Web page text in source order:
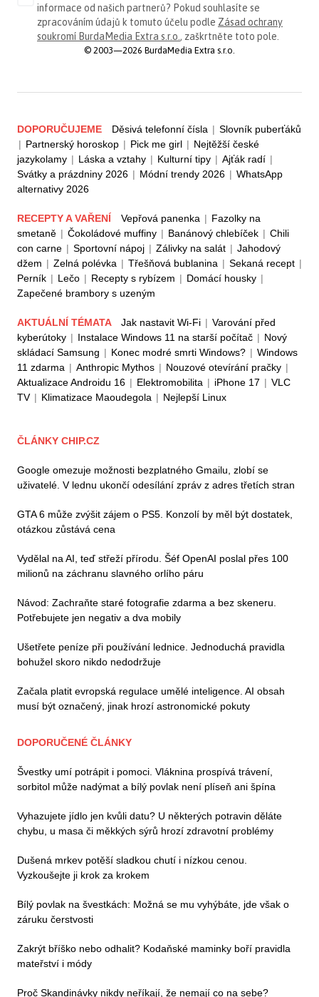
informace od našich partnerů? Pokud souhlasíte se
zpracováním údajů k tomuto účelu podle Zásad ochrany
soukromí BurdaMedia Extra s.r.o. , zaškrtněte toto pole.
© 2003—2026 BurdaMedia Extra s.r.o.
DOPORUČUJEME Děsivá telefonní čísla | Slovník puberťáků
| Partnerský horoskop | Pick me girl | Nejtěžší české
jazykolamy | Láska a vztahy | Kulturní tipy | Ajťák radí |
Svátky a prázdniny 2026 | Módní trendy 2026 | WhatsApp
alternativy 2026
RECEPTY A VAŘENÍ Vepřová panenka | Fazolky na
smetaně | Čokoládové muffiny | Banánový chlebíček | Chili
con carne | Sportovní nápoj | Zálivky na salát | Jahodový
džem | Zelná polévka | Třešňová bublanina | Sekaná recept |
Perník | Lečo | Recepty s rybízem | Domácí housky |
Zapečené brambory s uzeným
AKTUÁLNÍ TÉMATA Jak nastavit Wi-Fi | Varování před
kyberútoky | Instalace Windows 11 na starší počítač | Nový
skládací Samsung | Konec modré smrti Windows? | Windows
11 zdarma | Anthropic Mythos | Nouzové otevírání pračky |
Aktualizace Androidu 16 | Elektromobilita | iPhone 17 | VLC
TV | Klimatizace Maoudegola | Nejlepší Linux
ČLÁNKY CHIP.CZ
Google omezuje možnosti bezplatného Gmailu, zlobí se
uživatelé. V lednu ukončí odesílání zpráv z adres třetích stran
GTA 6 může zvýšit zájem o PS5. Konzolí by měl být dostatek,
otázkou zůstává cena
Vydělal na AI, teď střeží přírodu. Šéf OpenAI poslal přes 100
milionů na záchranu slavného orlího páru
Návod: Zachraňte staré fotografie zdarma a bez skeneru.
Potřebujete jen negativ a dva mobily
Ušetřete peníze při používání lednice. Jednoduchá pravidla
bohužel skoro nikdo nedodržuje
Začala platit evropská regulace umělé inteligence. AI obsah
musí být označený, jinak hrozí astronomické pokuty
DOPORUČENÉ ČLÁNKY
Švestky umí potrápit i pomoci. Vláknina prospívá trávení,
sorbitol může nadýmat a bílý povlak není plíseň ani špína
Vyhazujete jídlo jen kvůli datu? U některých potravin děláte
chybu, u masa či měkkých sýrů hrozí zdravotní problémy
Dušená mrkev potěší sladkou chutí i nízkou cenou.
Vyzkoušejte ji krok za krokem
Bílý povlak na švestkách: Možná se mu vyhýbáte, jde však o
záruku čerstvosti
Zakrýt bříško nebo odhalit? Kodaňské maminky boří pravidla
mateřství i módy
Proč Skandinávky nikdy neříkají, že nemají co na sebe?